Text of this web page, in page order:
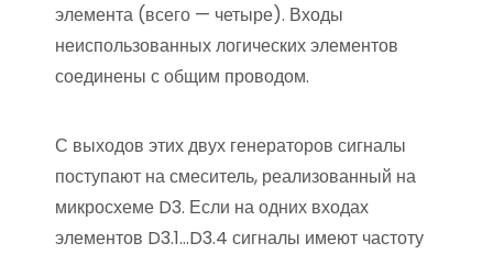
элемента (всего — четыре). Входы
неиспользованных логических элементов
соединены с общим проводом.
С выходов этих двух генераторов сигналы
поступают на смеситель, реализованный на
микросхеме D3. Если на одних входах
элементов D3.1…D3.4 сигналы имеют частоту